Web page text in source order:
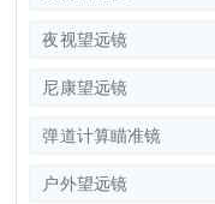
夜视望远镜
尼康望远镜
弹道计算瞄准镜
户外望远镜